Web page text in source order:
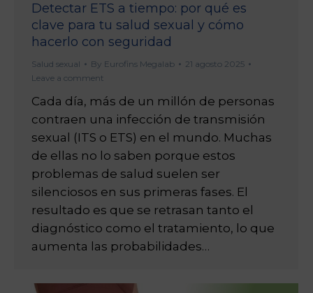
Detectar ETS a tiempo: por qué es
clave para tu salud sexual y cómo
hacerlo con seguridad
Salud sexual By Eurofins Megalab
21 agosto 2025
Leave a comment
Cada día, más de un millón de personas
contraen una infección de transmisión
sexual (ITS o ETS) en el mundo. Muchas
de ellas no lo saben porque estos
problemas de salud suelen ser
silenciosos en sus primeras fases. El
resultado es que se retrasan tanto el
diagnóstico como el tratamiento, lo que
aumenta las probabilidades…